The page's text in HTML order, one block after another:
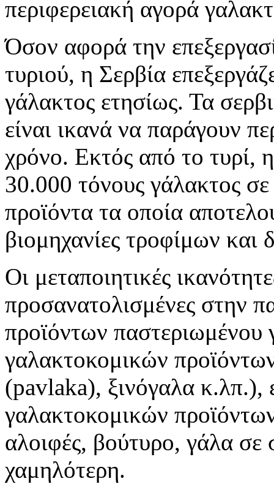
περιφερειακή αγορά
Όσον αφορά την
τυριού, η Σερβία
γάλακτος ετησίως. Τα
είναι ικανά να παράγουν
χρόνο. Εκτός από το τυρί,
30.000 τόνους γάλακτος
προϊόντα τα οποία
βιομηχανίες τροφίμων και
Οι μεταποιητικές
προσανατολισμένες στην
προϊόντων
γαλακτοκομικών
(pavlaka), ξινόγαλα
γαλακτοκομικών
αλοιφές, βούτυρο, γάλα σε
χαμηλότερη.